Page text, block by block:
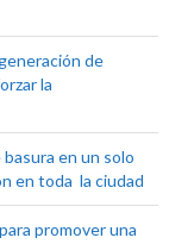
de
la
en un solo
en toda la ciudad
promover una